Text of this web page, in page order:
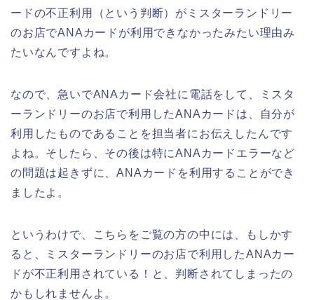
ードの不正利用（という判断）がミスターランドリー
のお店でANAカードが利用できなかったみたい理由み
たいなんですよね。
なので、急いでANAカード会社に電話をして、ミスタ
ーランドリーのお店で利用したANAカードは、自分が
利用したものであることを担当者にお伝えしたんです
よね。そしたら、その後は特にANAカードエラーなど
の問題は起きずに、ANAカードを利用することができ
ましたよ。
というわけで、こちらをご覧の方の中には、もしかす
ると、ミスターランドリーのお店で利用したANAカー
ドが不正利用されている！と、判断されてしまったの
かもしれませんよ。